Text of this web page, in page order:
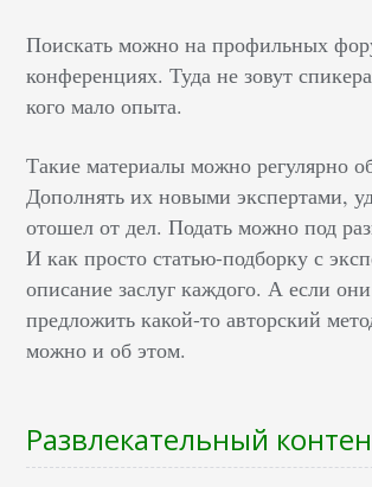
Поискать можно на профильных
конференциях. Туда не зовут
кого мало опыта.
Такие материалы можно регулярно
Дополнять их новыми экспертами,
отошел от дел. Подать можно под
И как просто статью-подборку с
описание заслуг каждого. А если
предложить какой-то авторский
можно и об этом.
Развлекательный